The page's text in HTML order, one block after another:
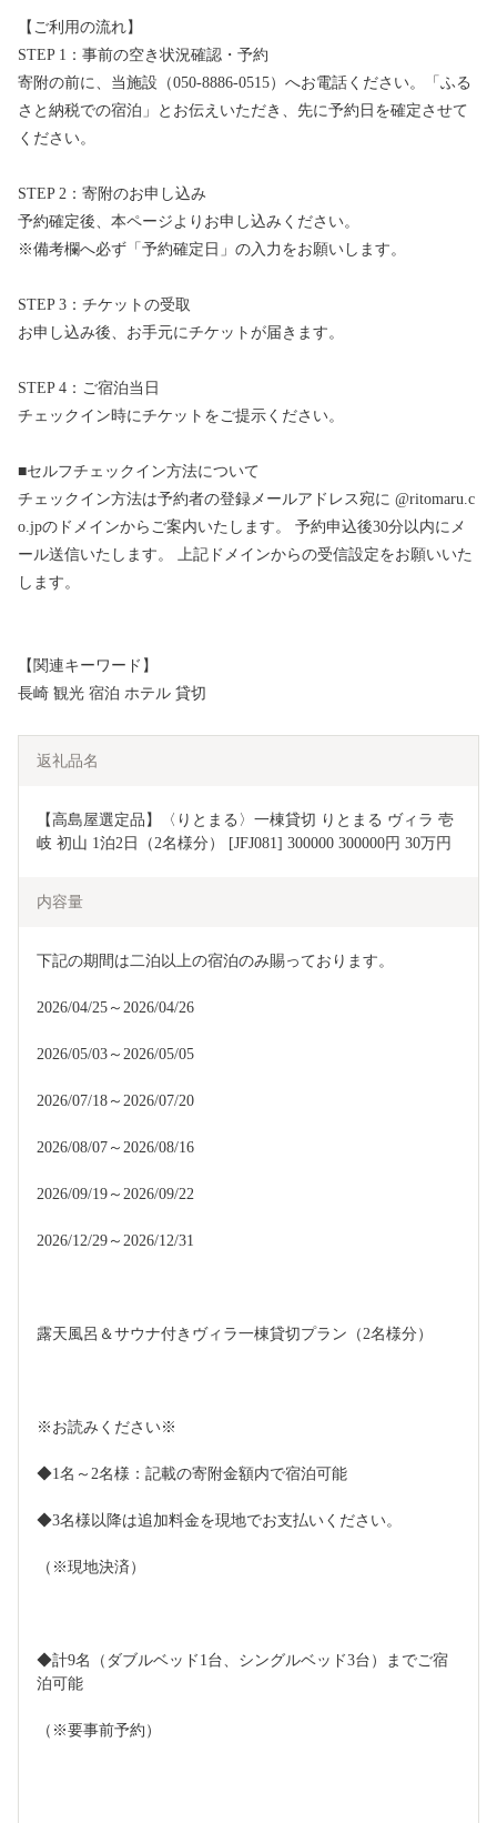
【ご利用の流れ】
STEP 1：事前の空き状況確認・予約
寄附の前に、当施設（050-8886-0515）へお電話ください。「ふる
さと納税での宿泊」とお伝えいただき、先に予約日を確定させて
ください。
STEP 2：寄附のお申し込み
予約確定後、本ページよりお申し込みください。
※備考欄へ必ず「予約確定日」の入力をお願いします。
STEP 3：チケットの受取
お申し込み後、お手元にチケットが届きます。
STEP 4：ご宿泊当日
チェックイン時にチケットをご提示ください。
■セルフチェックイン方法について
チェックイン方法は予約者の登録メールアドレス宛に @ritomaru.c
o.jpのドメインからご案内いたします。 予約申込後30分以内にメ
ール送信いたします。 上記ドメインからの受信設定をお願いいた
します。
【関連キーワード】
長崎 観光 宿泊 ホテル 貸切
返礼品名
【高島屋選定品】〈りとまる〉一棟貸切 りとまる ヴィラ 壱
岐 初山 1泊2日（2名様分） [JFJ081] 300000 300000円 30万円
内容量
下記の期間は二泊以上の宿泊のみ賜っております。
2026/04/25～2026/04/26
2026/05/03～2026/05/05
2026/07/18～2026/07/20
2026/08/07～2026/08/16
2026/09/19～2026/09/22
2026/12/29～2026/12/31
露天風呂＆サウナ付きヴィラ一棟貸切プラン（2名様分）
※お読みください※
◆1名～2名様：記載の寄附金額内で宿泊可能
◆3名様以降は追加料金を現地でお支払いください。
（※現地決済）
◆計9名（ダブルベッド1台、シングルベッド3台）までご宿
泊可能
（※要事前予約）